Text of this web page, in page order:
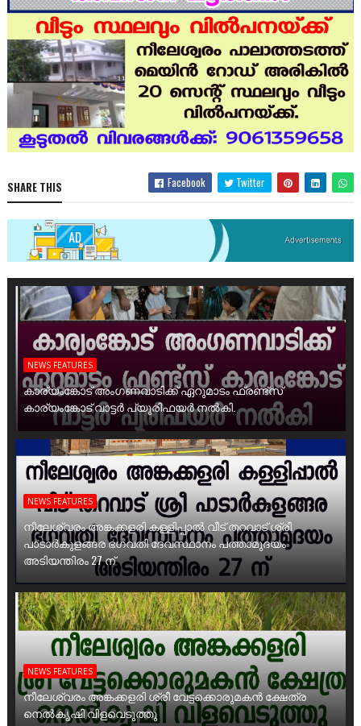
SHARE THIS Facebook Twitter
NEWS FEATURES
കാര്യംങ്കോട് അംഗണവാടിക്ക് ഏറുമാടം ഫ്രണ്ട്സ്
കാര്യംങ്കോട് വാട്ടർ പ്യൂരിഫയർ നൽകി.
NEWS FEATURES
നീലേശ്വരം അങ്കക്കളരി കള്ളിപ്പാൽ വീട് തറവാട് ശ്രീ
പാടാർകുളങ്ങര ഭഗവതി ദേവസ്ഥാനം പത്താമുദയം
അടിയന്തിരം 27 ന്
NEWS FEATURES
നീലേശ്വരം അങ്കക്കളരി ശ്രീ വേട്ടക്കൊരുമകൻ ക്ഷേത്ര
നെൽകൃഷി വിളവെടുത്തു